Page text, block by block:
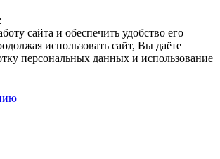
сайта и обеспечить удобство его
использовать сайт, Вы даёте
персональных данных и использование